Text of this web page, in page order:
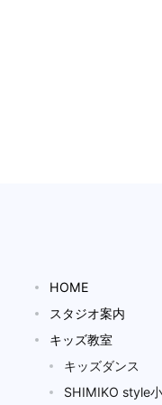
HOME
スタジオ案内
キッズ教室
キッズダンス
SHIMIKO style